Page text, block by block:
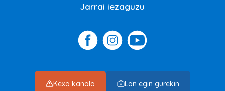
Jarrai iezaguzu
Kexa kanala Lan egin gurekin